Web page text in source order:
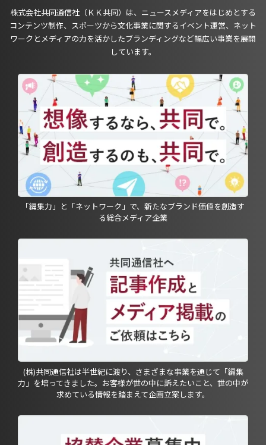
株式会社共同通信社（ＫＫ共同）は、ニュースメディアをはじめとする
コンテンツ制作、スポーツから文化事業に関するイベント運営、ネット
ワークとメディアの力を活かしたブランディングなど幅広い事業を展開
しています。
「編集力」と「ネットワーク」で、新たなブランド価値を創造す
る総合メディア企業
(株)共同通信社は半世紀に渡り、さまざまな事業を通じて「編集
力」を培ってきました。お客様が世の中に訴えたいこと、世の中が
求めている情報を踏まえて企画立案します。